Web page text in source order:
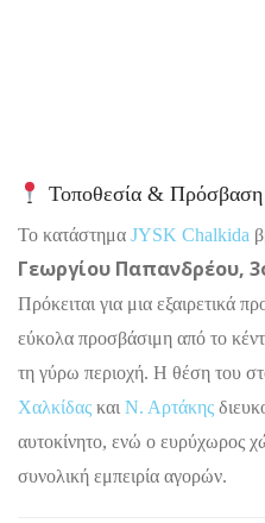
Τοποθεσία & Πρόσβαση
Το κατάστημα JYSK Chalkida
Γεωργίου Παπανδρέου,
Πρόκειται για μια εξαιρετικά
εύκολα προσβάσιμη από το
τη γύρω περιοχή. Η θέση του
Χαλκίδας και Ν. Αρτάκης
αυτοκίνητο, ενώ ο ευρύχωρος
συνολική εμπειρία αγορών.